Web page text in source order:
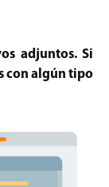
adjuntos. Si
con algún tipo